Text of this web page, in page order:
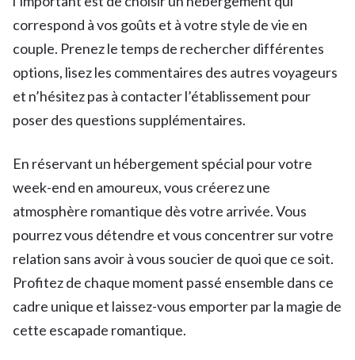
correspond à vos goûts et à votre style de vie en
couple. Prenez le temps de rechercher différentes
options, lisez les commentaires des autres voyageurs
et n’hésitez pas à contacter l’établissement pour
poser des questions supplémentaires.
En réservant un hébergement spécial pour votre
week-end en amoureux, vous créerez une
atmosphère romantique dès votre arrivée. Vous
pourrez vous détendre et vous concentrer sur votre
relation sans avoir à vous soucier de quoi que ce soit.
Profitez de chaque moment passé ensemble dans ce
cadre unique et laissez-vous emporter par la magie de
cette escapade romantique.